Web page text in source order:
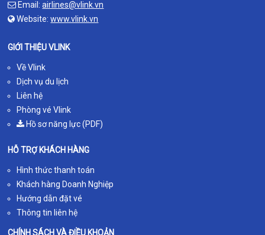
Email:airlines@vlink.vn
Website:www.vlink.vn
GIỚI THIỆU VLINK
Về Vlink
Dịch vụ du lịch
Liên hệ
Phòng vé Vlink
Hồ sơ năng lực (PDF)
HỖ TRỢ KHÁCH HÀNG
Hình thức thanh toán
Khách hàng Doanh Nghiệp
Hướng dẫn đặt vé
Thông tin liên hệ
CHÍNH SÁCH VÀ ĐIỀU KHOẢN